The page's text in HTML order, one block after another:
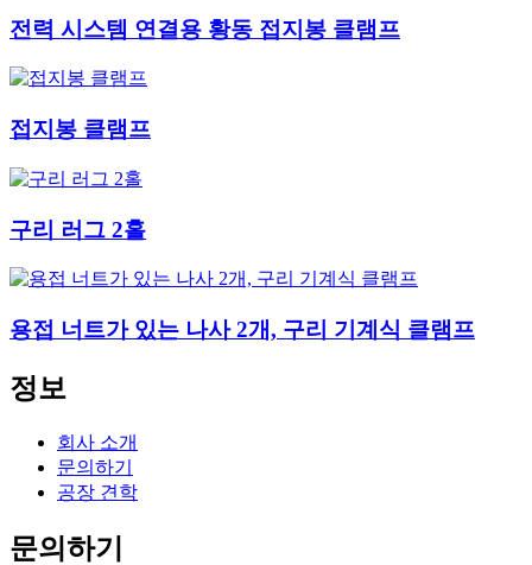
전력 시스템 연결용 황동 접지봉 클램프
접지봉 클램프
구리 러그 2홀
용접 너트가 있는 나사 2개, 구리 기계식 클램프
정보
회사 소개
문의하기
공장 견학
문의하기